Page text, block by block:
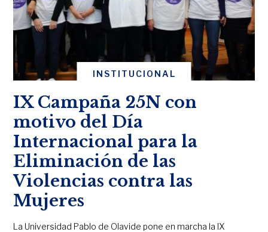
INSTITUCIONAL
IX Campaña 25N con
motivo del Día
Internacional para la
Eliminación de las
Violencias contra las
Mujeres
La Universidad Pablo de Olavide pone en marcha la IX